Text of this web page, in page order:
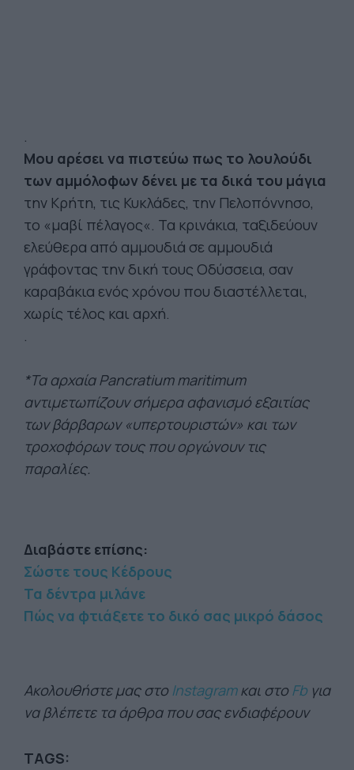
Μου αρέσει να πιστεύω πως το λουλούδι
των αμμόλοφων δένει με τα δικά του μάγια
την Κρήτη, τις Κυκλάδες, την Πελοπόννησο,
το «μαβί πέλαγος«. Τα κρινάκια, ταξιδεύουν
ελεύθερα από αμμουδιά σε αμμουδιά
γράφοντας την δική τους Οδύσσεια, σαν
καραβάκια ενός χρόνου που διαστέλλεται,
χωρίς τέλος και αρχή.
*Τα αρχαία Pancratium maritimum
αντιμετωπίζουν σήμερα αφανισμό εξαιτίας
των βάρβαρων «υπερτουριστών» και των
τροχοφόρων τους που οργώνουν τις
παραλίες.
Διαβάστε επίσης:
Σώστε τους Κέδρους
Τα δέντρα μιλάνε
Πώς να φτιάξετε το δικό σας μικρό δάσος
Ακολουθήστε μας στο Instagramκαι στο Fb για
να βλέπετε τα άρθρα που σας ενδιαφέρουν
TAGS: